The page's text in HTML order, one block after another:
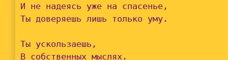
И не надеясь уже на спасенье,
Ты доверяешь лишь только уму.
Ты ускользаешь,
В собственных мыслях.